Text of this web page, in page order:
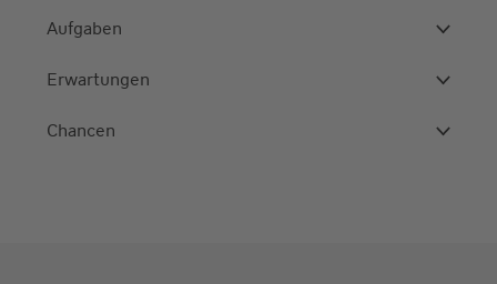
Aufgaben
Erwartungen
Chancen